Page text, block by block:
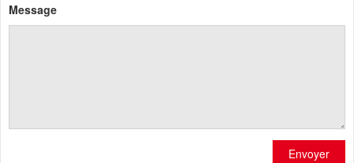
Message
Envoyer